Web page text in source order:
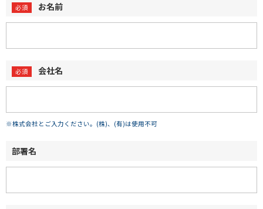
お名前
会社名
※株式会社とご入力ください。(株)、(有)は使用不可
部署名